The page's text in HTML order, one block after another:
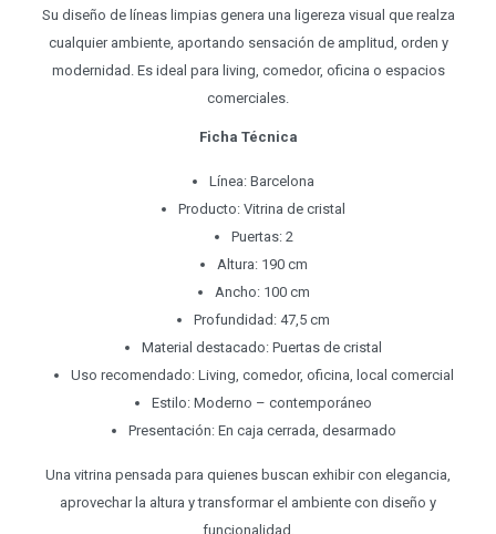
Su diseño de líneas limpias genera una ligereza visual que realza
cualquier ambiente, aportando sensación de amplitud, orden y
modernidad. Es ideal para living, comedor, oficina o espacios
comerciales.
Ficha Técnica
Línea: Barcelona
Producto: Vitrina de cristal
Puertas: 2
Altura: 190 cm
Ancho: 100 cm
Profundidad: 47,5 cm
Material destacado: Puertas de cristal
Uso recomendado: Living, comedor, oficina, local comercial
Estilo: Moderno – contemporáneo
Presentación: En caja cerrada, desarmado
Una vitrina pensada para quienes buscan exhibir con elegancia,
aprovechar la altura y transformar el ambiente con diseño y
funcionalidad.